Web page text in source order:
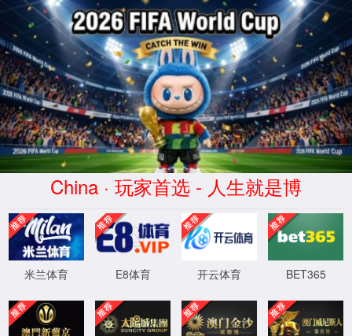
404
页面没有找到
返回首页